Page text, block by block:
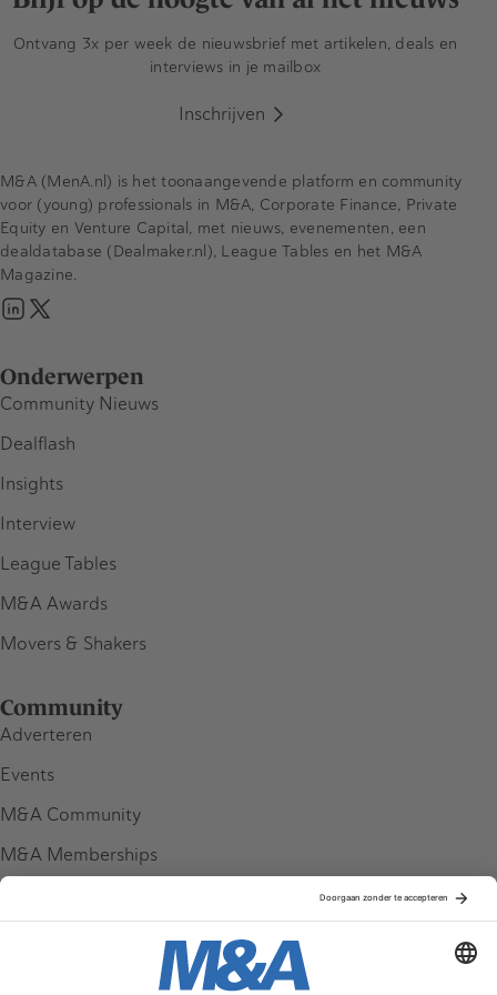
Ontvang 3x per week de nieuwsbrief met artikelen, deals en
interviews in je mailbox
Inschrijven
Onderwerpen
Community Nieuws
Dealflash
Insights
Interview
League Tables
M&A Awards
Movers & Shakers
Community
Adverteren
Events
M&A Community
M&A Memberships
M&A (MenA.nl) is het toonaangevende platform en community
voor (young) professionals in M&A, Corporate Finance, Private
Equity en Venture Capital, met nieuws, evenementen, een
dealdatabase (Dealmaker.nl), League Tables en het M&A
Magazine.